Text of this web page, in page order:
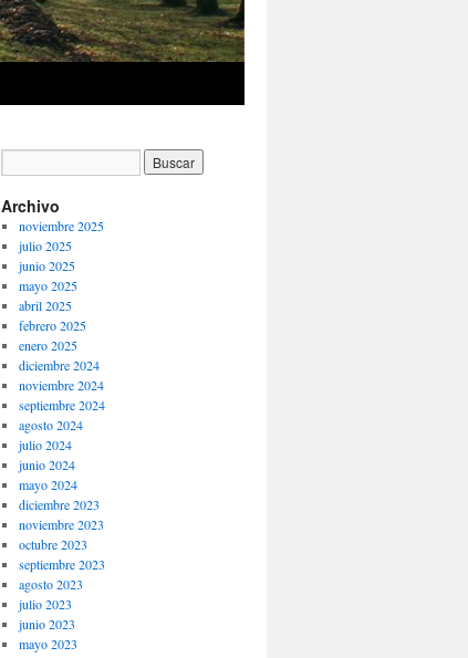
Archivo
noviembre 2025
julio 2025
junio 2025
mayo 2025
abril 2025
febrero 2025
enero 2025
diciembre 2024
noviembre 2024
septiembre 2024
agosto 2024
julio 2024
junio 2024
mayo 2024
diciembre 2023
noviembre 2023
octubre 2023
septiembre 2023
agosto 2023
julio 2023
junio 2023
mayo 2023